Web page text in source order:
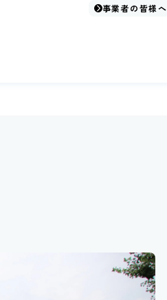
事業者の皆様へ